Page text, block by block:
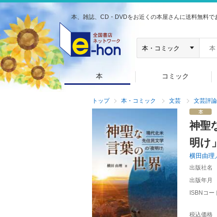
本、雑誌、CD・DVDをお近くの本屋さんに送料無料で
本 コミック
トップ 本・コミック 文芸 文芸評論
神聖
明け
横田由理
出版社名
出版年月
ISBNコー
税込価格